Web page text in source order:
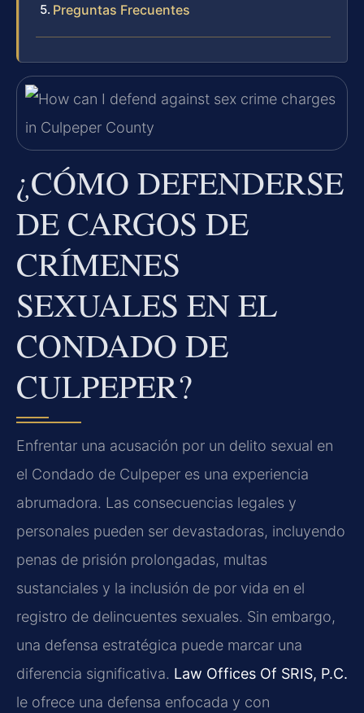
Preguntas Frecuentes
¿CÓMO DEFENDERSE
DE CARGOS DE
CRÍMENES
SEXUALES EN EL
CONDADO DE
CULPEPER?
Enfrentar una acusación por un delito sexual en
el Condado de Culpeper es una experiencia
abrumadora. Las consecuencias legales y
personales pueden ser devastadoras, incluyendo
penas de prisión prolongadas, multas
sustanciales y la inclusión de por vida en el
registro de delincuentes sexuales. Sin embargo,
una defensa estratégica puede marcar una
diferencia significativa. Law Offices Of SRIS, P.C.
le ofrece una defensa enfocada y con